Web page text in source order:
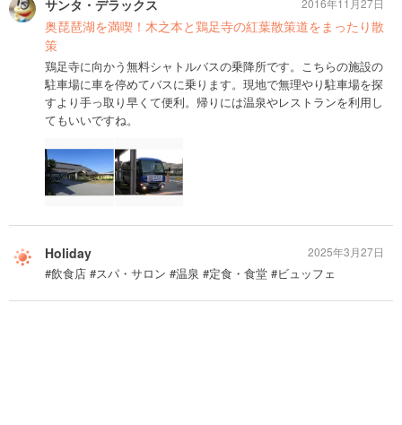
サンタ・デラックス
奥琵琶湖を満喫！木之本と鶏足寺の紅葉散策道をまったり散
策
鶏足寺に向かう無料シャトルバスの乗降所です。こちらの施設の
駐車場に車を停めてバスに乗ります。現地で無理やり駐車場を探
すより手っ取り早くて便利。帰りには温泉やレストランを利用し
てもいいですね。
Holiday
#飲食店 #スパ・サロン #温泉 #定食・食堂 #ビュッフェ
2025年3月27日